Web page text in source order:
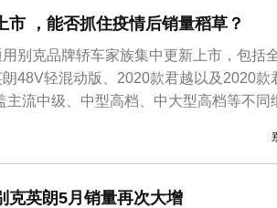
市 ，能否抓住疫情后销量稻草？
别克品牌轿车家族集中更新上市，包括
48V轻混动版、2020款君越以及2020款
主流中级、中型高档、中大型高档等不同
万-24.98万元；中级运动轿车全新威
克英朗5月销量再次大增